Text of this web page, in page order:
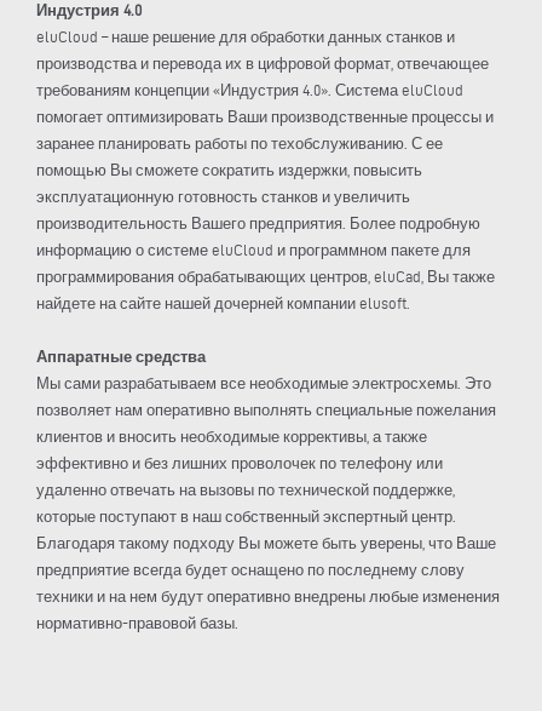
Индустрия 4.0
eluCloud – наше решение для обработки данных станков и
производства и перевода их в цифровой формат, отвечающее
требованиям концепции «Индустрия 4.0». Система eluCloud
помогает оптимизировать Ваши производственные процессы и
заранее планировать работы по техобслуживанию. С ее
помощью Вы сможете сократить издержки, повысить
эксплуатационную готовность станков и увеличить
производительность Вашего предприятия. Более подробную
информацию о системе eluCloud и программном пакете для
программирования обрабатывающих центров, eluCad, Вы также
найдете на сайте нашей дочерней компании elusoft.
Аппаратные средства
Мы сами разрабатываем все необходимые электросхемы. Это
позволяет нам оперативно выполнять специальные пожелания
клиентов и вносить необходимые коррективы, а также
эффективно и без лишних проволочек по телефону или
удаленно отвечать на вызовы по технической поддержке,
которые поступают в наш собственный экспертный центр.
Благодаря такому подходу Вы можете быть уверены, что Ваше
предприятие всегда будет оснащено по последнему слову
техники и на нем будут оперативно внедрены любые изменения
нормативно-правовой базы.